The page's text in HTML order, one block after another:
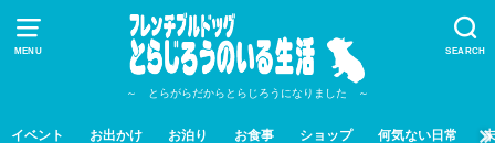
MENU SEARCH
～ とらがらだからとらじろうになりました ～
イベント お出かけ お泊り お食事 ショップ 何気ない日常